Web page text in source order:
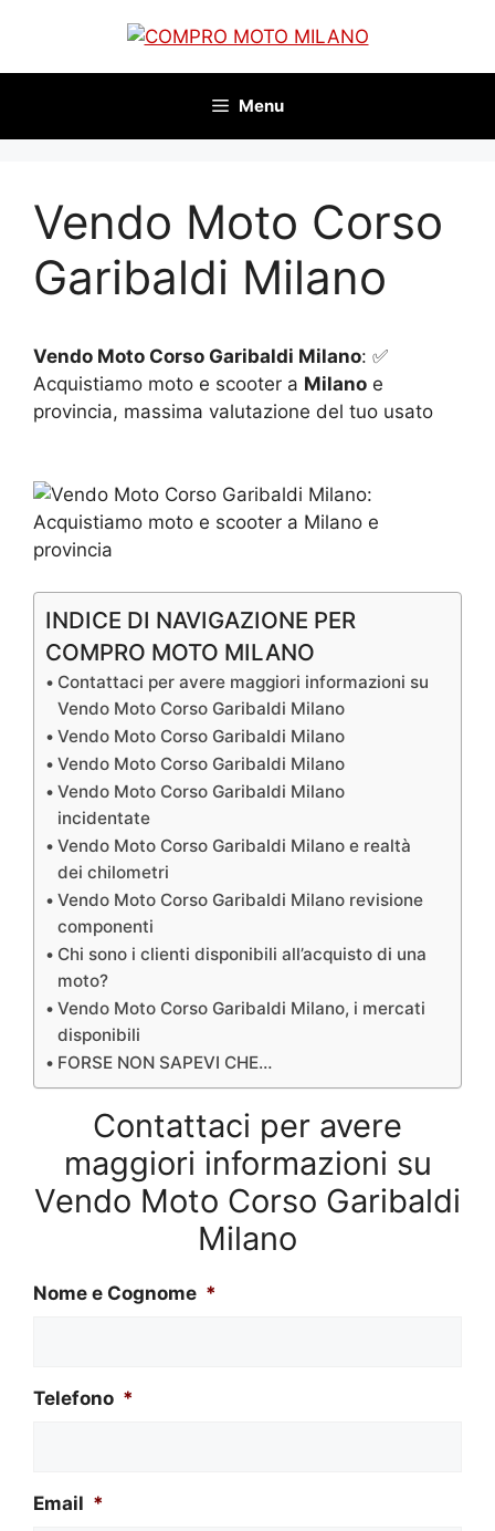
contenuto
Menu
Vendo Moto Corso
Garibaldi Milano
Vendo Moto Corso Garibaldi Milano: ✅
Acquistiamo moto e scooter a Milano e
provincia, massima valutazione del tuo usato
INDICE DI NAVIGAZIONE PER
COMPRO MOTO MILANO
Contattaci per avere maggiori informazioni su
Vendo Moto Corso Garibaldi Milano
Vendo Moto Corso Garibaldi Milano
Vendo Moto Corso Garibaldi Milano
Vendo Moto Corso Garibaldi Milano
incidentate
Vendo Moto Corso Garibaldi Milano e realtà
dei chilometri
Vendo Moto Corso Garibaldi Milano revisione
componenti
Chi sono i clienti disponibili all’acquisto di una
moto?
Vendo Moto Corso Garibaldi Milano, i mercati
disponibili
FORSE NON SAPEVI CHE…
Contattaci per avere
maggiori informazioni su
Vendo Moto Corso Garibaldi
Milano
Nome e Cognome *
Telefono *
Email *